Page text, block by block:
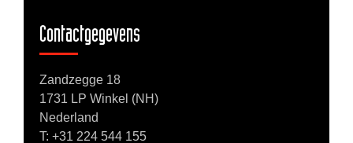
Contactgegevens
Zandzegge 18
1731 LP Winkel (NH)
Nederland
T: +31 224 544 155